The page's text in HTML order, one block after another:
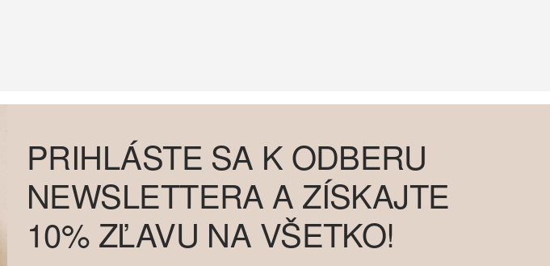
PRIHLÁSTE SA K ODBERU
NEWSLETTERA A ZÍSKAJTE
10% ZĽAVU NA VŠETKO!